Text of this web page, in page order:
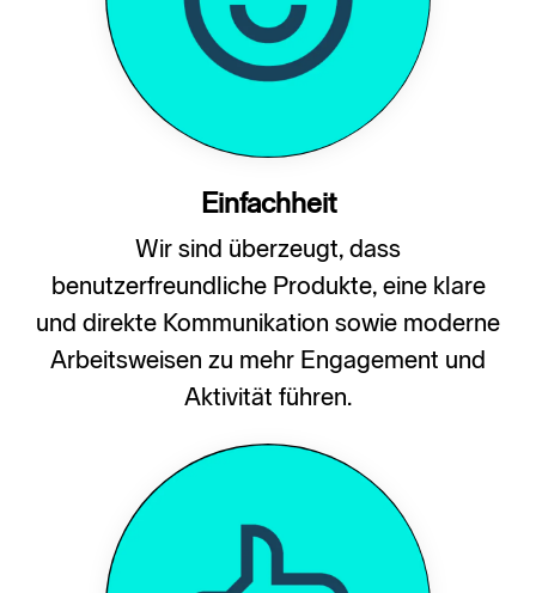
Einfachheit
Wir sind überzeugt, dass
benutzerfreundliche Produkte, eine klare
und direkte Kommunikation sowie moderne
Arbeitsweisen zu mehr Engagement und
Aktivität führen.